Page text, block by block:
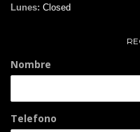
Lunes: Closed
Nombre
Telefono